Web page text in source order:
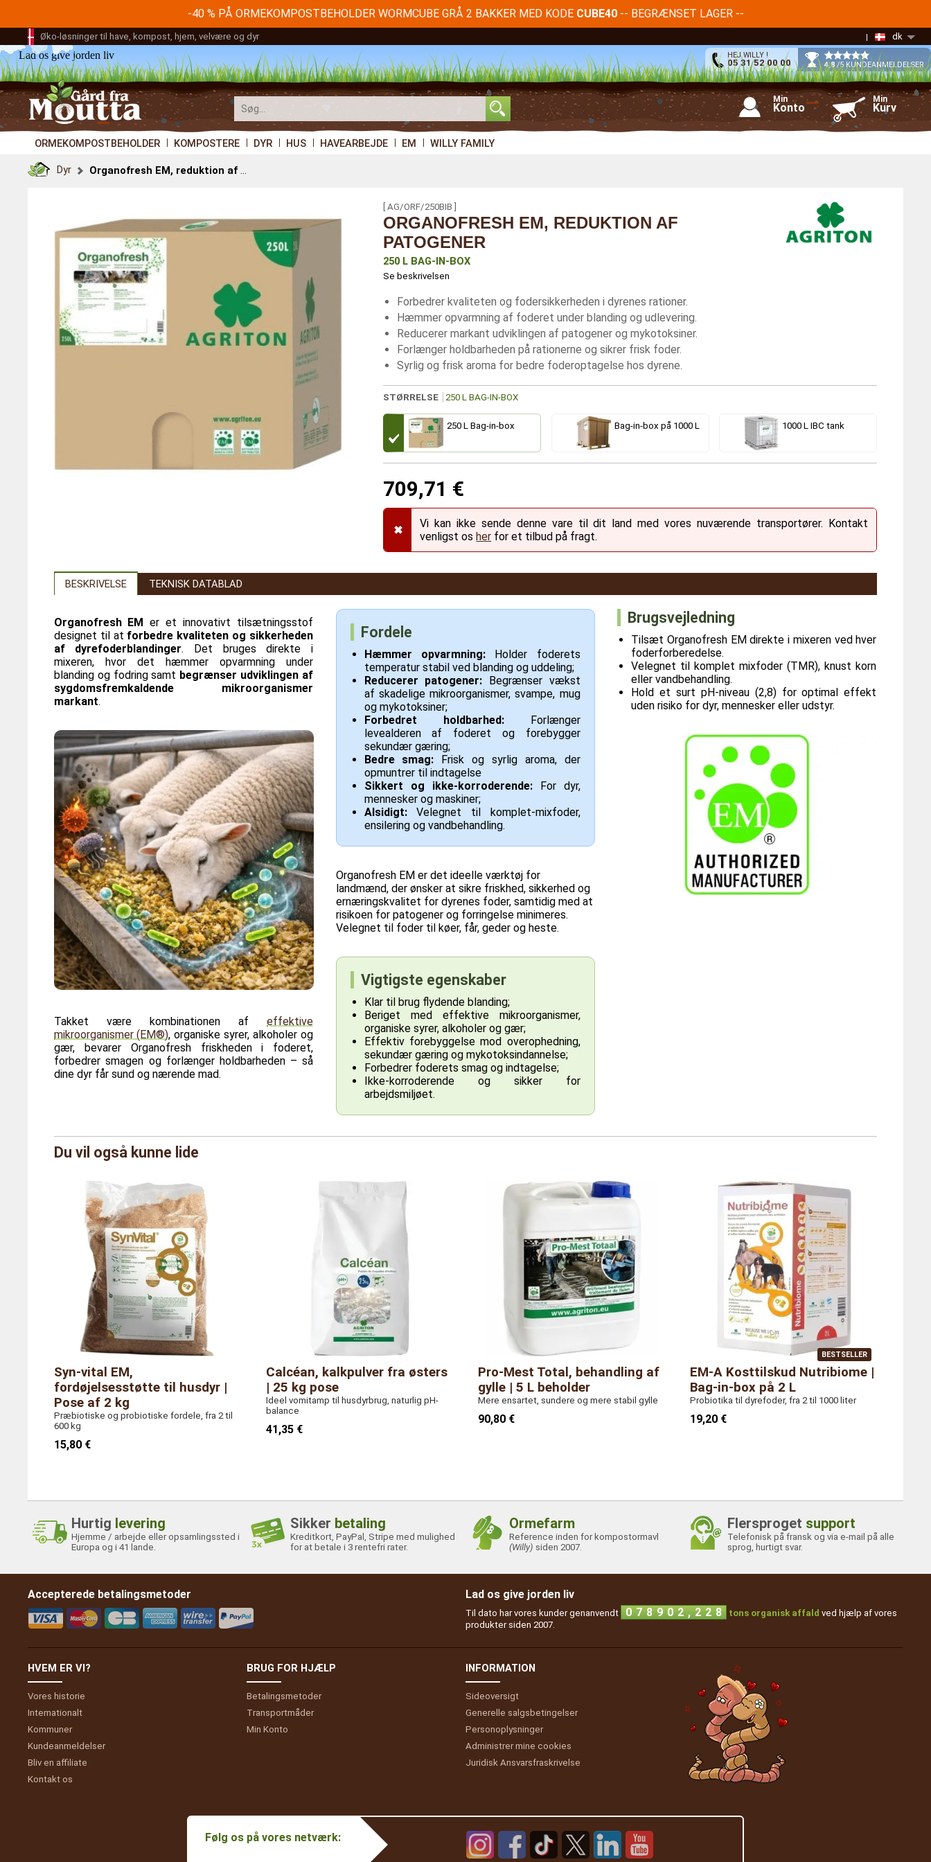
-40 % PÅ ORMEKOMPOSTBEHOLDER WORMCUBE GRÅ 2 BAKKER MED KODE CUBE40-- BEGRÆNSET LAGER --
Øko-løsninger til have, kompost, hjem, velvære og dyr dk
Lad os give jorden liv HEJ WILLY !
05 31 52 00 00 4,8/5 KUNDEANMELDELSER
Min
Kurv
Min
Konto
ORMEKOMPOSTBEHOLDER KOMPOSTERE DYR HUS HAVEARBEJDE EM WILLY FAMILY
Dyr Organofresh EM, reduktion af patogener
[ AG/ORF/250BIB ]
ORGANOFRESH EM, REDUKTION AF
PATOGENER
250 L BAG-IN-BOX
Se beskrivelsen
Forbedrer kvaliteten og fodersikkerheden i dyrenes rationer.
Hæmmer opvarmning af foderet under blanding og udlevering.
Reducerer markant udviklingen af patogener og mykotoksiner.
Forlænger holdbarheden på rationerne og sikrer frisk foder.
Syrlig og frisk aroma for bedre foderoptagelse hos dyrene.
STØRRELSE 250 L BAG-IN-BOX
250 L Bag-in-box Bag-in-box på 1000 L 1000 L IBC tank
709,71 €
✖
Vi kan ikke sende denne vare til dit land med vores nuværende transportører. Kontakt
venligst osher for et tilbud på fragt.
BESKRIVELSE TEKNISK DATABLAD
Organofresh EM er et innovativt tilsætningsstof
designet til at forbedre kvaliteten og sikkerheden
af dyrefoderblandinger. Det bruges direkte i
mixeren, hvor det hæmmer opvarmning under
blanding og fodring samt begrænser udviklingen af
sygdomsfremkaldende mikroorganismer
markant.
Takket være kombinationen afeffektive
mikroorganismer (EM®), organiske syrer, alkoholer og
gær, bevarer Organofresh friskheden i foderet,
forbedrer smagen og forlænger holdbarheden – så
dine dyr får sund og nærende mad.
Fordele
Hæmmer opvarmning:Holder foderets
temperatur stabil ved blanding og uddeling;
Reducerer patogener:Begrænser vækst
af skadelige mikroorganismer, svampe, mug
og mykotoksiner;
Forbedret holdbarhed:Forlænger
levealderen af foderet og forebygger
sekundær gæring;
Bedre smag:Frisk og syrlig aroma, der
opmuntrer til indtagelse
Sikkert og ikke-korroderende:For dyr,
mennesker og maskiner;
Alsidigt:Velegnet til komplet-mixfoder,
ensilering og vandbehandling.
Organofresh EM er det ideelle værktøj for
landmænd, der ønsker at sikre friskhed, sikkerhed og
ernæringskvalitet for dyrenes foder, samtidig med at
risikoen for patogener og forringelse minimeres.
Velegnet til foder til køer, får, geder og heste.
Vigtigste egenskaber
Klar til brug flydende blanding;
Beriget med effektive mikroorganismer,
organiske syrer, alkoholer og gær;
Effektiv forebyggelse mod overophedning,
sekundær gæring og mykotoksindannelse;
Forbedrer foderets smag og indtagelse;
Ikke-korroderende og sikker for
arbejdsmiljøet.
Brugsvejledning
Tilsæt Organofresh EM direkte i mixeren ved hver
foderforberedelse.
Velegnet til komplet mixfoder (TMR), knust korn
eller vandbehandling.
Hold et surt pH-niveau (2,8) for optimal effekt
uden risiko for dyr, mennesker eller udstyr.
Mærke
StØrrelse
Vægt
Du vil også kunne lide
Syn-vital EM,
fordøjelsesstøtte til husdyr |
Pose af 2 kg
Præbiotiske og probiotiske fordele, fra 2 til
600 kg
15,80 €
Calcéan, kalkpulver fra østers
| 25 kg pose
Ideel vomitamp til husdyrbrug, naturlig pH-
balance
41,35 €
Pro-Mest Total, behandling af
gylle | 5 L beholder
Mere ensartet, sundere og mere stabil gylle
90,80 €
BESTSELLER
EM-A Kosttilskud Nutribiome |
Bag-in-box på 2 L
Probiotika til dyrefoder, fra 2 til 1000 liter
19,20 €
Hurtig levering
Hjemme / arbejde eller opsamlingssted i
Europa og i 41 lande.
Sikker betaling
Kreditkort, PayPal, Stripe med mulighed
for at betale i 3 rentefri rater.
Ormefarm
Reference inden for kompostormavl
(Willy) siden 2007.
Flersproget support
Telefonisk på fransk og via e-mail på alle
sprog, hurtigt svar.
Accepterede betalingsmetoder Lad os give jorden liv
Til dato har vores kunder genanvendt 0 7 8 9 0 2 , 2
6 3
tons organisk affald ved hjælp af vores
produkter siden 2007.
HVEM ER VI?
Vores historie
Internationalt
Kommuner
Kundeanmeldelser
Bliv en affiliate
Kontakt os
BRUG FOR HJÆLP
Betalingsmetoder
Transportmåder
MinKonto
INFORMATION
Sideoversigt
Generelle salgsbetingelser
Personoplysninger
Administrer mine cookies
Juridisk Ansvarsfraskrivelse
Følg os på vores netværk: